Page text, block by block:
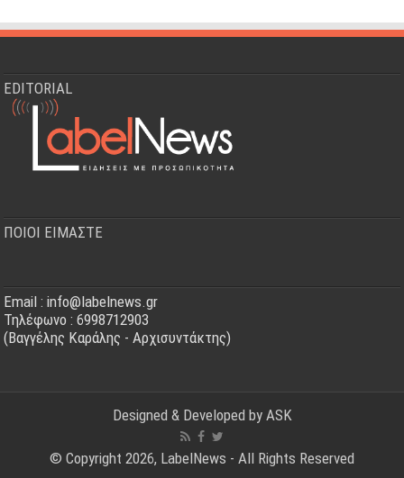
EDITORIAL
ΠΟΙΟΙ ΕΙΜΑΣΤΕ
Email : info@labelnews.gr
Τηλέφωνο : 6998712903
(Βαγγέλης Καράλης - Αρχισυντάκτης)
Designed & Developed by ASK
© Copyright 2026, LabelNews - All Rights Reserved